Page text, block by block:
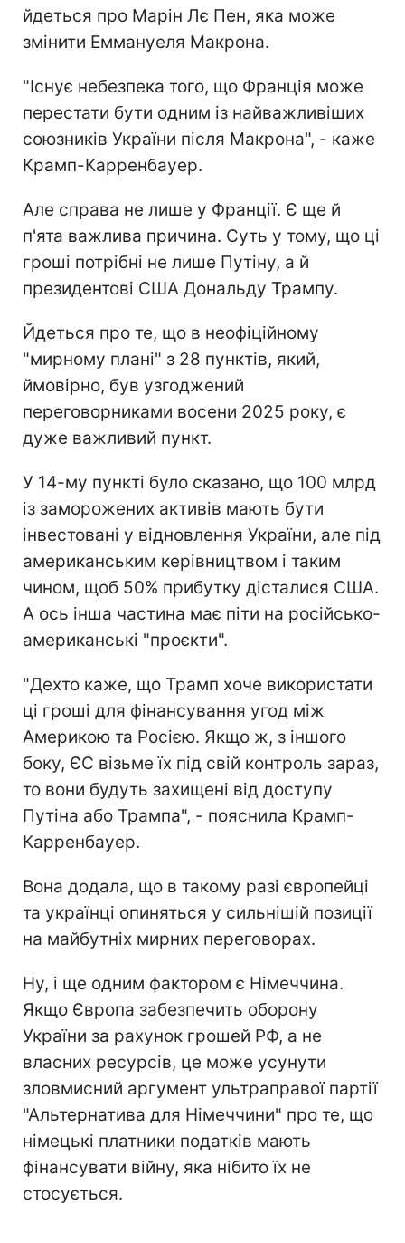
йдеться про Марін Лє Пен, яка може
змінити Еммануеля Макрона.
"Існує небезпека того, що Франція може
перестати бути одним із найважливіших
союзників України після Макрона", - каже
Крамп-Карренбауер.
Але справа не лише у Франції. Є ще й
п'ята важлива причина. Суть у тому, що ці
гроші потрібні не лише Путіну, а й
президентові США Дональду Трампу.
Йдеться про те, що в неофіційному
"мирному плані" з 28 пунктів, який,
ймовірно, був узгоджений
переговорниками восени 2025 року, є
дуже важливий пункт.
У 14-му пункті було сказано, що 100 млрд
із заморожених активів мають бути
інвестовані у відновлення України, але під
американським керівництвом і таким
чином, щоб 50% прибутку дісталися США.
А ось інша частина має піти на російсько-
американські "проєкти".
"Дехто каже, що Трамп хоче використати
ці гроші для фінансування угод між
Америкою та Росією. Якщо ж, з іншого
боку, ЄС візьме їх під свій контроль зараз,
то вони будуть захищені від доступу
Путіна або Трампа", - пояснила Крамп-
Карренбауер.
Вона додала, що в такому разі європейці
та українці опиняться у сильнішій позиції
на майбутніх мирних переговорах.
Ну, і ще одним фактором є Німеччина.
Якщо Європа забезпечить оборону
України за рахунок грошей РФ, а не
власних ресурсів, це може усунути
зловмисний аргумент ультраправої партії
"Альтернатива для Німеччини" про те, що
німецькі платники податків мають
фінансувати війну, яка нібито їх не
стосується.